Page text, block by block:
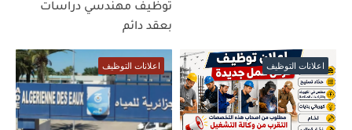
توظيف مهندسي دراسات
بعقد دائم
اعلانات التوظيف اعلانات التوظيف